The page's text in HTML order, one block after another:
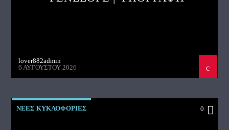
lover882admin
6 ΑΥΓΟΎΣΤΟΥ 2026
ΝΕΕΣ ΚΥΚΛΟΦΟΡΙΕΣ 0